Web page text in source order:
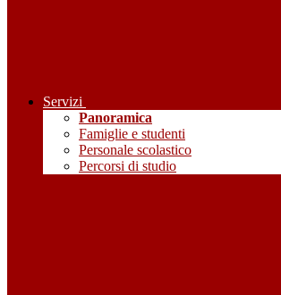
Servizi
Panoramica
Famiglie e studenti
Personale scolastico
Percorsi di studio